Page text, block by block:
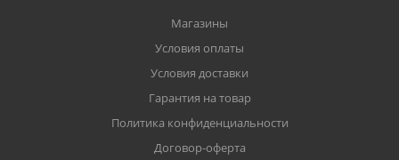
Магазины
Условия оплаты
Условия доставки
Гарантия на товар
Политика конфиденциальности
Договор-оферта